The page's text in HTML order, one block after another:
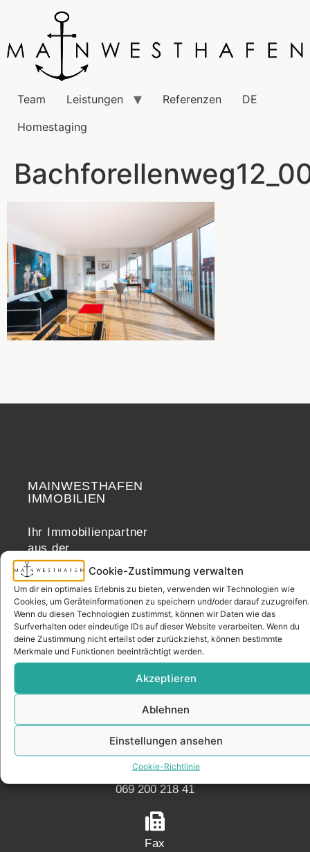
Cookie-Zustimmung verwalten
Um dir ein optimales Erlebnis zu bieten, verwenden wir Technologien wie
Cookies, um Geräteinformationen zu speichern und/oder darauf zuzugreifen.
Wenn du diesen Technologien zustimmst, können wir Daten wie das
Surfverhalten oder eindeutige IDs auf dieser Website verarbeiten. Wenn du
deine Zustimmung nicht erteilst oder zurückziehst, können bestimmte
Merkmale und Funktionen beeinträchtigt werden.
Akzeptieren
Ablehnen
Einstellungen ansehen
Cookie-Richtlinie
Team Leistungen Referenzen
DE
Homestaging
MAINWESTHAFEN
IMMOBILIEN
Ihr Immobilienpartner
aus der
Nachbarschaft.
– seit 2017.
KONTAKT
Adresse
60327 Frankfurt
Telefon
069 200 218 41
Fax